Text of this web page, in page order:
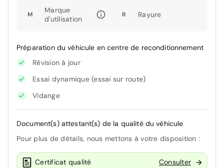
M
Marque
d'utilisation
R Rayure
Préparation du véhicule en centre de reconditionnement
Révision à jour
Essai dynamique (essai sur route)
Vidange
Document(s) attestant(s) de la qualité du véhicule
Pour plus de détails, nous mettons à votre disposition :
Certificat qualité Consulter